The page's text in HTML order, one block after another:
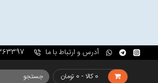
آدرس و ارتباط با ما
0 کالا - 0 تومان